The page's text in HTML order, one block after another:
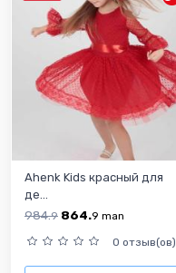
Ahenk Kids красный для
де...
984.9 864.9 man
0 отзыв(ов)